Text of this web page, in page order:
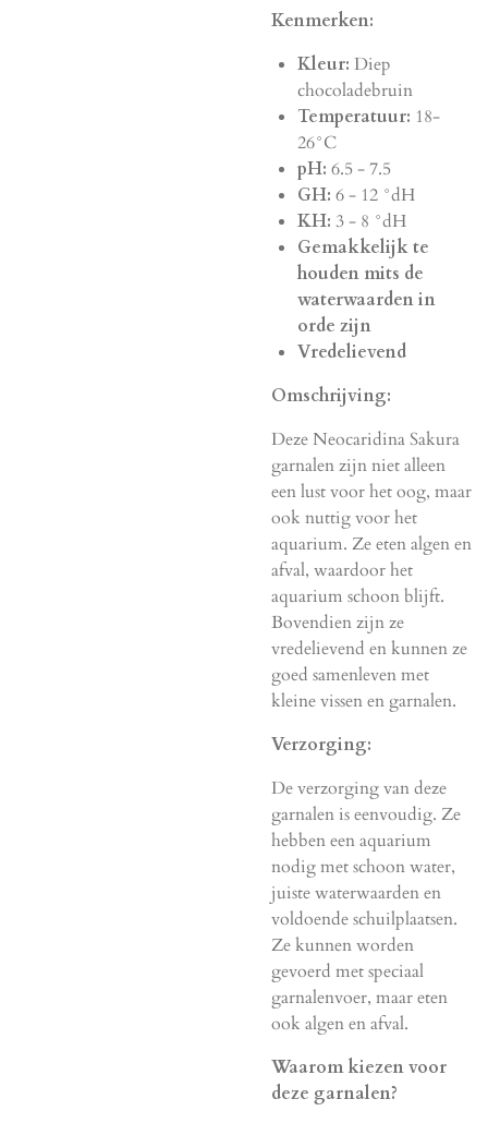
Kenmerken:
Kleur: Diep
chocoladebruin
Temperatuur: 18-
26°C
pH: 6.5 - 7.5
GH: 6 - 12 °dH
KH: 3 - 8 °dH
Gemakkelijk te
houden mits de
waterwaarden in
orde zijn
Vredelievend
Omschrijving:
Deze Neocaridina Sakura
garnalen zijn niet alleen
een lust voor het oog, maar
ook nuttig voor het
aquarium. Ze eten algen en
afval, waardoor het
aquarium schoon blijft.
Bovendien zijn ze
vredelievend en kunnen ze
goed samenleven met
kleine vissen en garnalen.
Verzorging:
De verzorging van deze
garnalen is eenvoudig. Ze
hebben een aquarium
nodig met schoon water,
juiste waterwaarden en
voldoende schuilplaatsen.
Ze kunnen worden
gevoerd met speciaal
garnalenvoer, maar eten
ook algen en afval.
Waarom kiezen voor
deze garnalen?